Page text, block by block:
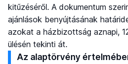
kitűzéséről. A dokumentum
ajánlások benyújtásának
azokat a házbizottság aznapi,
ülésén tekinti át.
Az alaptörvény